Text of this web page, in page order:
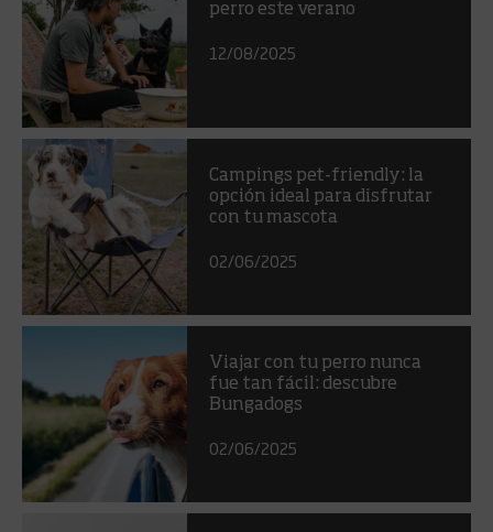
perro este verano
12/08/2025
Campings pet-friendly: la
opción ideal para disfrutar
con tu mascota
02/06/2025
Viajar con tu perro nunca
fue tan fácil: descubre
Bungadogs
02/06/2025